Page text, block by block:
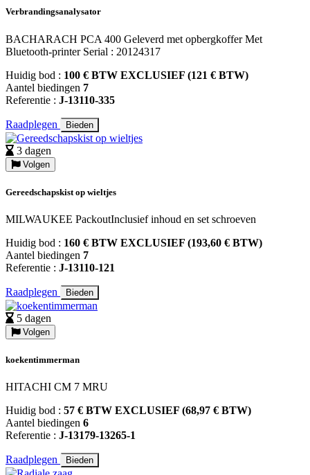
Verbrandingsanalysator
BACHARACH PCA 400 Geleverd met opbergkoffer Met
Bluetooth-printer Serial : 20124317
Huidig bod : 100 € BTW EXCLUSIEF (121 € BTW)
Aantel biedingen 7
Referentie : J-13110-335
Raadplegen Bieden
3 dagen
Volgen
Gereedschapskist op wieltjes
MILWAUKEE PackoutInclusief inhoud en set schroeven
Huidig bod : 160 € BTW EXCLUSIEF (193,60 € BTW)
Aantel biedingen 7
Referentie : J-13110-121
Raadplegen Bieden
5 dagen
Volgen
koekentimmerman
HITACHI CM 7 MRU
Huidig bod : 57 € BTW EXCLUSIEF (68,97 € BTW)
Aantel biedingen 6
Referentie : J-13179-13265-1
Raadplegen Bieden